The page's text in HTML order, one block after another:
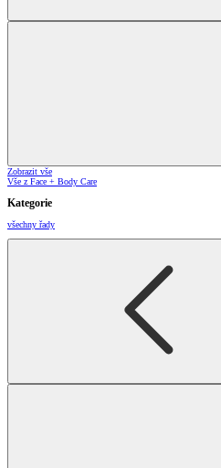
Zobrazit vše
Vše z Face + Body Care
Kategorie
všechny řady